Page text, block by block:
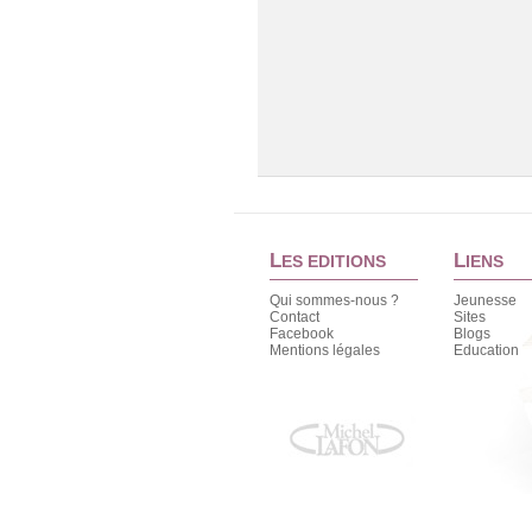
LES EDITIONS
Qui sommes-nous ?
Contact
Facebook
Mentions légales
LIENS
Jeunesse
Sites
Blogs
Education